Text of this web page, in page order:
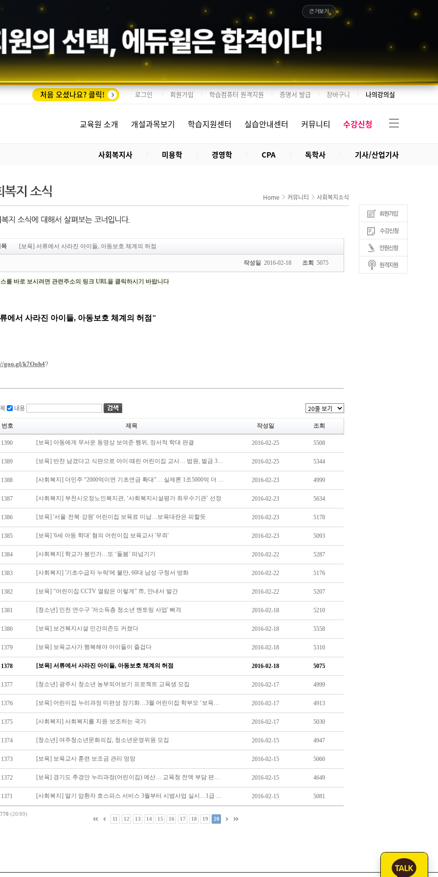
원의 선택,에듀윌은 합격이다!
근거보기
처음 오셨나요? 클릭! 로그인 회원가입 학습컴퓨터 원격지원 증명서 발급 장바구니 나의강의실
교육원 소개 개설과목보기 학습지원센터 실습안내센터 커뮤니티 수강신청
사회복지사 미용학 경영학 CPA 독학사 기사/산업기사
Home 커뮤니티 사회복지소식
[보육] 서류에서 사라진 아이들, 아동보호 체계의 허점
작성일 2016-02-18 조회 5075
내용
번호 제목 작성일 조회
1390 [보육] 아동에게 무서운 동영상 보여준 행위, 정서적 학대 판결 2016-02-25 5508
1389 [보육] 반찬 남겼다고 식판으로 아이 때린 어린이집 교사… 법원, 벌금 300만원 선고 2016-02-25 5344
1388 [사회복지] 더민주 “2000억이면 기초연금 확대”… 실제론 1조5000억 더 들어 2016-02-23 4999
1387 [사회복지] 부천시오정노인복지관, ‘사회복지시설평가 최우수기관’ 선정 2016-02-23 5634
1386 [보육] '서울·전북·강원' 어린이집 보육료 미납…보육대란은 피할듯 2016-02-23 5178
1385 [보육] '6세 아동 학대' 혐의 어린이집 보육교사 '무죄' 2016-02-23 5093
1384 [사회복지] 학교가 봉인가…또 ‘돌봄’ 떠넘기기 2016-02-22 5287
1383 [사회복지] '기초수급자 누락'에 불만, 60대 남성 구청서 방화 2016-02-22 5176
1382 [보육] “어린이집 CCTV 열람은 이렇게” 市, 안내서 발간 2016-02-22 5207
1381 [청소년] 인천 연수구 '저소득층 청소년 멘토링 사업' 삐걱 2016-02-18 5210
1380 [보육] 보건복지시설 민간의존도 커졌다 2016-02-18 5558
1379 [보육] 보육교사가 행복해야 아이들이 즐겁다 2016-02-18 5310
1378 [보육] 서류에서 사라진 아이들, 아동보호 체계의 허점 2016-02-18 5075
1377 [청소년] 광주시 청소년 농부되어보기 프로젝트 교육생 모집 2016-02-17 4999
1376 [보육] 어린이집 누리과정 미편성 장기화…3월 어린이집 학부모 ‘보육료 폭탄’ 우려 2016-02-17 4913
1375 [사회복지] 사회복지를 지원·보조하는 국가 2016-02-17 5030
1374 [청소년] 여주청소년문화의집, 청소년운영위원 모집 2016-02-15 4947
1373 [보육] 보육교사 훈련 보조금 관리 엉망 2016-02-15 5060
1372 [보육] 경기도 추경안 누리과정(어린이집) 예산… 교육청 전액 부담 편성 '황당' 2016-02-15 4649
1371 [사회복지] 말기 암환자 호스피스 서비스 3월부터 시범사업 실시…1급 사회복지사 방문도 2016-02-15 5081
(20/89)
11
12 13 14 15 16 17 18 19 20